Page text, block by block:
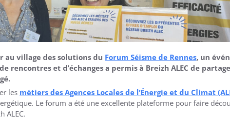
au village des solutions du Forum Séisme de Rennes, un
et d’échanges a permis à Breizh ALEC de
les métiers des Agences Locales de l’Énergie et du Climat
Le forum a été une excellente plateforme pour faire
ALEC.